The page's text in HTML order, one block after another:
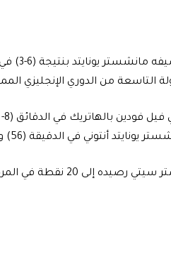
اكتسح
التاسعة من الدوري الإنجليزي